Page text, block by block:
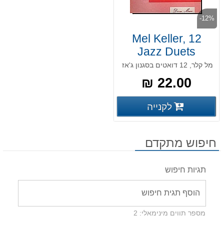
-12%
Mel Keller, 12
Jazz Duets
מל קלר, 12 דואטים בסגנון ג'אז
22.00 ₪
פרטים נוספים
לקנייה
חיפוש מתקדם
תגיות חיפוש
מספר תווים מינימאלי: 2